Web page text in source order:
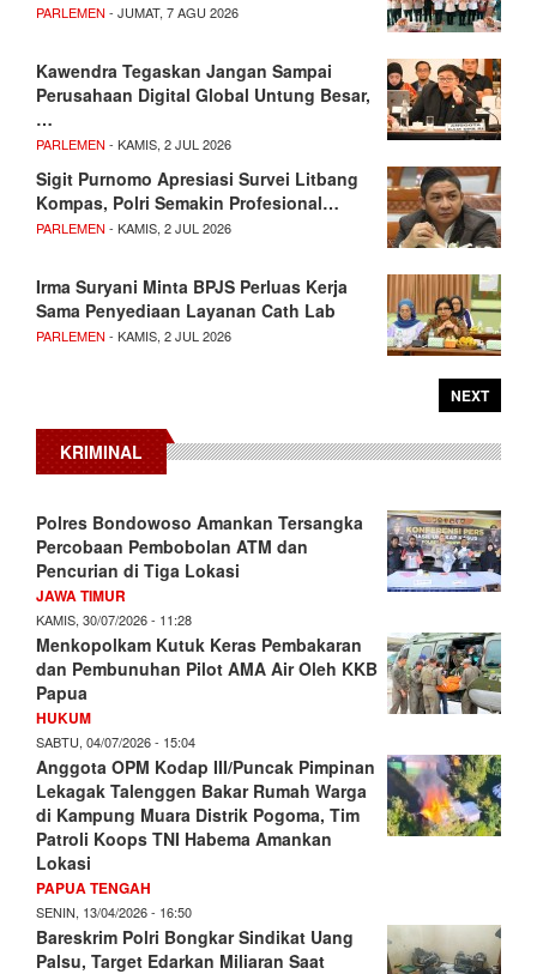
PARLEMEN - JUMAT, 7 AGU 2026
Kawendra Tegaskan Jangan Sampai
Perusahaan Digital Global Untung Besar,
…
PARLEMEN - KAMIS, 2 JUL 2026
Sigit Purnomo Apresiasi Survei Litbang
Kompas, Polri Semakin Profesional…
PARLEMEN - KAMIS, 2 JUL 2026
Irma Suryani Minta BPJS Perluas Kerja
Sama Penyediaan Layanan Cath Lab
PARLEMEN - KAMIS, 2 JUL 2026
NEXT
KRIMINAL
Polres Bondowoso Amankan Tersangka
Percobaan Pembobolan ATM dan
Pencurian di Tiga Lokasi
JAWA TIMUR
KAMIS, 30/07/2026 - 11:28
Menkopolkam Kutuk Keras Pembakaran
dan Pembunuhan Pilot AMA Air Oleh KKB
Papua
HUKUM
SABTU, 04/07/2026 - 15:04
Anggota OPM Kodap III/Puncak Pimpinan
Lekagak Talenggen Bakar Rumah Warga
di Kampung Muara Distrik Pogoma, Tim
Patroli Koops TNI Habema Amankan
Lokasi
PAPUA TENGAH
SENIN, 13/04/2026 - 16:50
Bareskrim Polri Bongkar Sindikat Uang
Palsu, Target Edarkan Miliaran Saat